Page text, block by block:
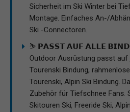
Sicherheit im Ski Winter bei
Montage. Einfaches An-/
Ski -Connectoren.
⛷ 𝗣𝗔𝗦𝗦𝗧 𝗔𝗨𝗙 𝗔𝗟𝗟𝗘
Outdoor Ausrüstung passt auf
Tourenski Bindung,
Tourenski, Alpin Ski Bindung.
Zubehör für Tiefschnee Fans.
Skitouren Ski, Freeride Ski,